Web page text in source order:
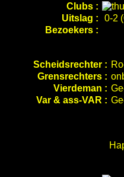
Clubs :
Uitslag :
0-2
Bezoekers :
Scheidsrechter :
Grensrechters :
Vierdeman :
Var & ass-VAR :